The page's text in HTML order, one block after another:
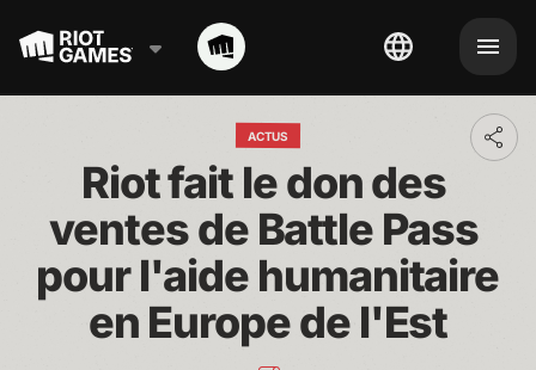
ACTUS
Riot fait le don des
ventes de Battle Pass
pour l'aide humanitaire
en Europe de l'Est